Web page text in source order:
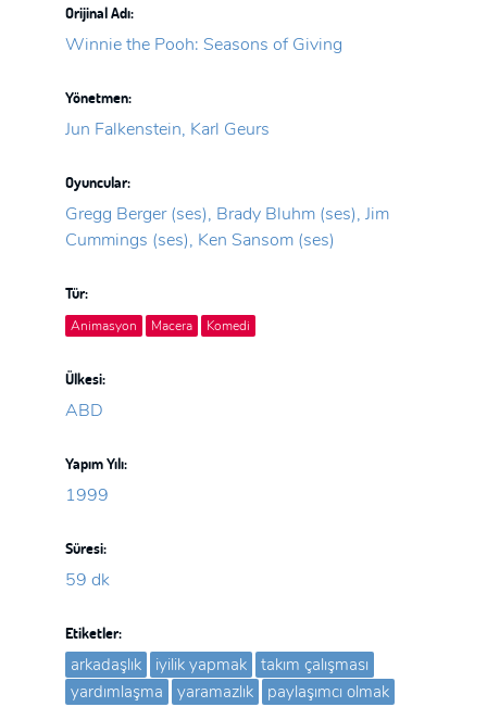
Orijinal Adı:
Winnie the Pooh: Seasons of Giving
Yönetmen:
Jun Falkenstein, Karl Geurs
Oyuncular:
Gregg Berger (ses), Brady Bluhm (ses), Jim
Cummings (ses), Ken Sansom (ses)
Tür:
Animasyon Macera Komedi
Ülkesi:
ABD
Yapım Yılı:
1999
Süresi:
59 dk
Etiketler:
arkadaşlık iyilik yapmak
takım çalışması
yardımlaşma
yaramazlık paylaşımcı olmak